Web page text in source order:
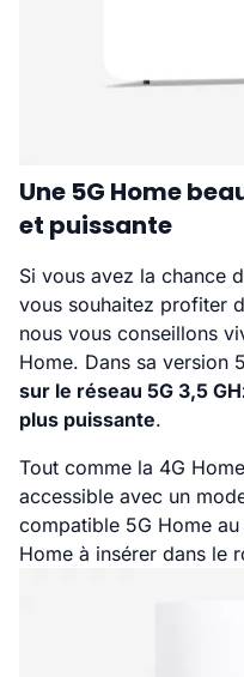
Une 5G Home
et puissante
Si vous avez la chance
vous souhaitez profiter
nous vous conseillons
Home. Dans sa version
sur le réseau 5G 3,5
plus puissante.
Tout comme la 4G
accessible avec un
compatible 5G Home au
Home à insérer dans le